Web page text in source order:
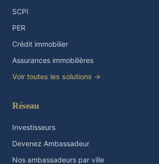
SCPI
PER
Crédit immobilier
Assurances immobilières
Voir toutes les solutions →
Réseau
Investisseurs
Devenez Ambassadeur
Nos ambassadeurs par ville